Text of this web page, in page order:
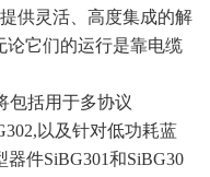
供灵活、高度集成的解
论它们的运行是靠电缆
包括用于多协议
以及针对低功耗蓝
器件SiBG301和SiBG30